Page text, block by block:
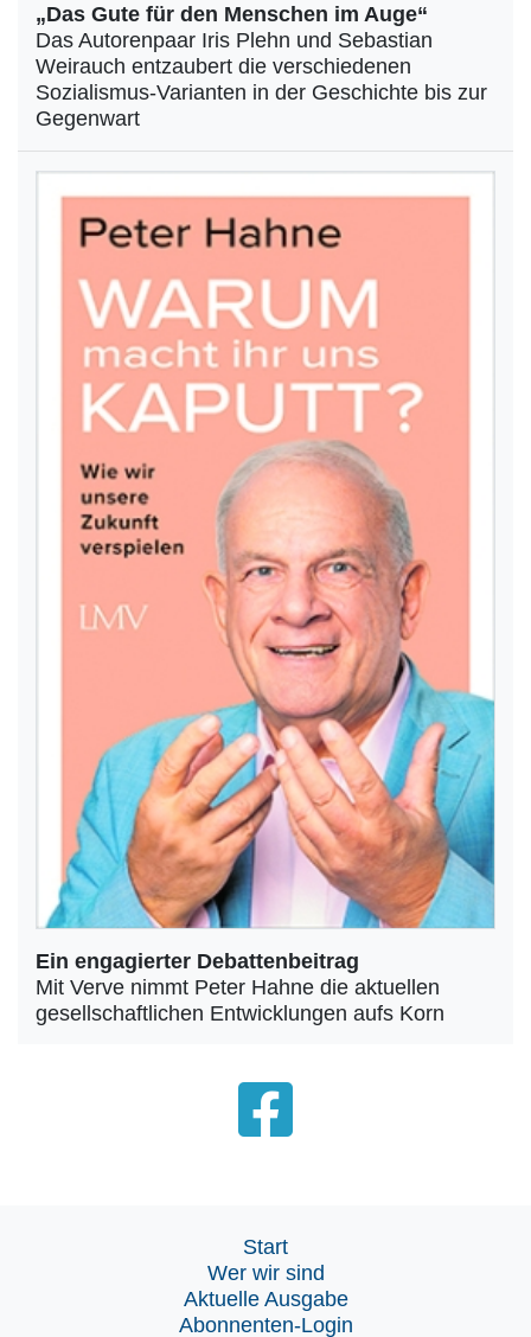
„Das Gute für den Menschen im Auge“
Das Autorenpaar Iris Plehn und Sebastian
Weirauch entzaubert die verschiedenen
Sozialismus-Varianten in der Geschichte bis zur
Gegenwart
Ein engagierter Debattenbeitrag
Mit Verve nimmt Peter Hahne die aktuellen
gesellschaftlichen Entwicklungen aufs Korn
Start
Wer wir sind
Aktuelle Ausgabe
Abonnenten-Login